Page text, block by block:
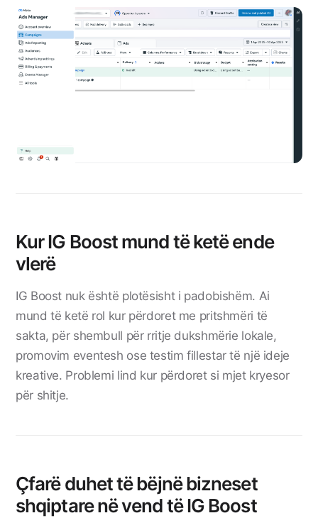
Kur IG Boost mund të ketë ende
vlerë
IG Boost nuk është plotësisht i padobishëm. Ai
mund të ketë rol kur përdoret me pritshmëri të
sakta, për shembull për rritje dukshmërie lokale,
promovim eventesh ose testim fillestar të një ideje
kreative. Problemi lind kur përdoret si mjet kryesor
për shitje.
Çfarë duhet të bëjnë bizneset
shqiptare në vend të IG Boost